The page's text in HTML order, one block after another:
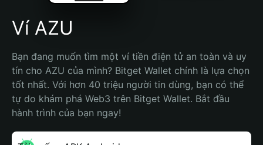
Ví AZU
Bạn đang muốn tìm một ví tiền điện tử an toàn và uy
tín cho AZU của mình? Bitget Wallet chính là lựa chọn
tốt nhất. Với hơn 40 triệu người tin dùng, bạn có thể
tự do khám phá Web3 trên Bitget Wallet. Bắt đầu
hành trình của bạn ngay!